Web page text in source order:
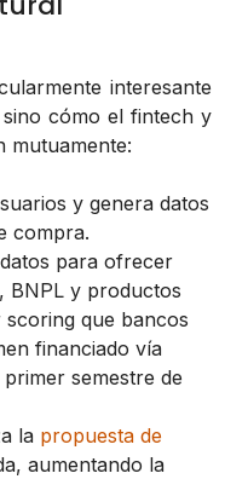
interesante
cómo el fintech y
mutuamente:
y genera datos
compra.
para ofrecer
BNPL y productos
que bancos
financiado vía
semestre de
la propuesta de
aumentando la